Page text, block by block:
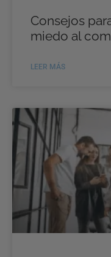
Consejos
miedo al
LEER MÁS